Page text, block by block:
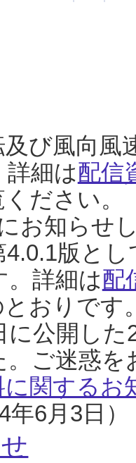
び風向風
細は配信
ください。
お知らせ
4.0.1版と
詳細は配
おりです
に公開し
。ご迷惑
に関するお
6月3日）